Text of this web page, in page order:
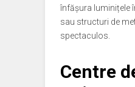
înfășura luminițele
sau structuri de
spectaculos.
Centre